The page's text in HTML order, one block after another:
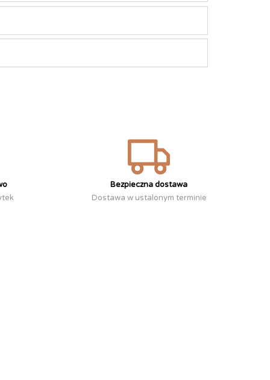
Bezpieczna dostawa
Dostawa w ustalonym terminie